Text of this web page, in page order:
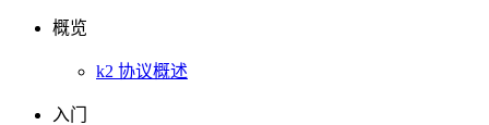
概览
k2 协议概述
入门